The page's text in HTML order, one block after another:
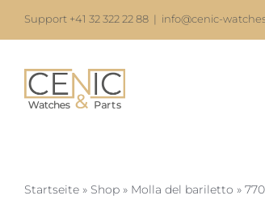
Support +41 32 322 22 88 info@cenic-
Startseite » Shop » Molla del bariletto »